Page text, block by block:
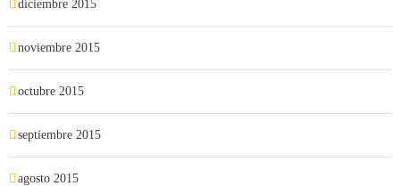
diciembre 2015
noviembre 2015
octubre 2015
septiembre 2015
agosto 2015